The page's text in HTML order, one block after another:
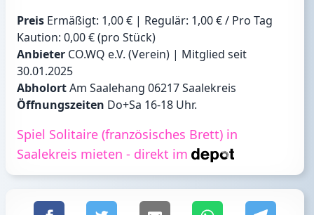
Preis Ermäßigt: 1,00 € | Regulär: 1,00 € / Pro Tag
Kaution: 0,00 € (pro Stück)
Anbieter CO.WQ e.V. (Verein) | Mitglied seit
30.01.2025
AbholortAm Saalehang 06217 Saalekreis
Öffnungszeiten Do+Sa 16-18 Uhr.
Spiel Solitaire (französisches Brett) in
Saalekreis mieten - direkt im